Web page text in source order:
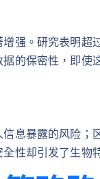
强。研究表明
的保密性，即使
息暴露的风险；
性却引发了生物